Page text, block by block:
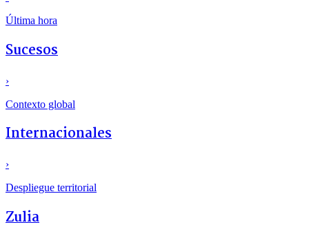
Última hora
Sucesos
›
Contexto global
Internacionales
›
Despliegue territorial
Zulia